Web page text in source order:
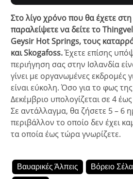
Στο λίγο χρόνο που θα έχετε
παραλείψετε να δείτε το
Geysir Hot Springs, τους
και Skogafoss.Έχετε επίσης
περιήγηση σας στην Ισλανδία
γίνει με οργανωμένες εκδρομές
είναι εύκολη. Όσο για το φως
Δεκέμβριο υπολογίζεται σε 4
Σε αντάλλαγμα, θα ζήσετε 5 – 6
περιβάλλον το οποίο δεν έχει
τα οποία έως τώρα γνωρίζετε.
Βαυαρικές Άλπεις Βόρειο